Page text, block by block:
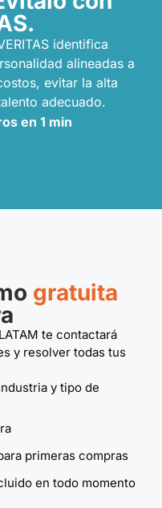
identifica
alineadas a
evitar la alta
adecuado.
en 1 min
gratuita
te contactará
y resolver todas tus
y tipo de
primeras compras
en todo momento